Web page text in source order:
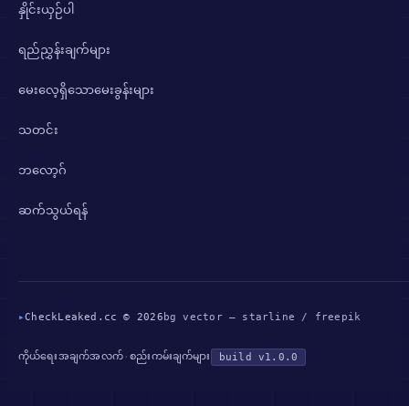
နှိုင်းယှဉ်ပါ
ရည်ညွှန်းချက်များ
မေးလေ့ရှိသောမေးခွန်းများ
သတင်း
ဘလော့ဂ်
ဆက်သွယ်ရန်
▸CheckLeaked.cc © 2026 bg vector — starline / freepik
ကိုယ်ရေးအချက်အလက်·စည်းကမ်းချက်များ build v1.0.0